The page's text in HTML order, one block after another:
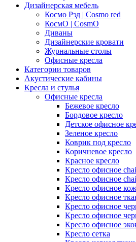
Дизайнерская мебель
Космо Рэд | Cosmo red
КосмО | CosmO
Диваны
Дизайнерские кровати
Журнальные столы
Офисные кресла
Категории товаров
Акустические кабины
Кресла и стулья
Офисные кресла
Бежевое кресло
Бордовое кресло
Детское офисное
Зеленое кресло
Коврик под кресло
Коричневое кресло
Красное кресло
Кресло офисное
Кресло офисное
Кресло офисное
Кресло офисное
Кресло офисное
Кресло офисное
Кресло офисное
Кресло сетка